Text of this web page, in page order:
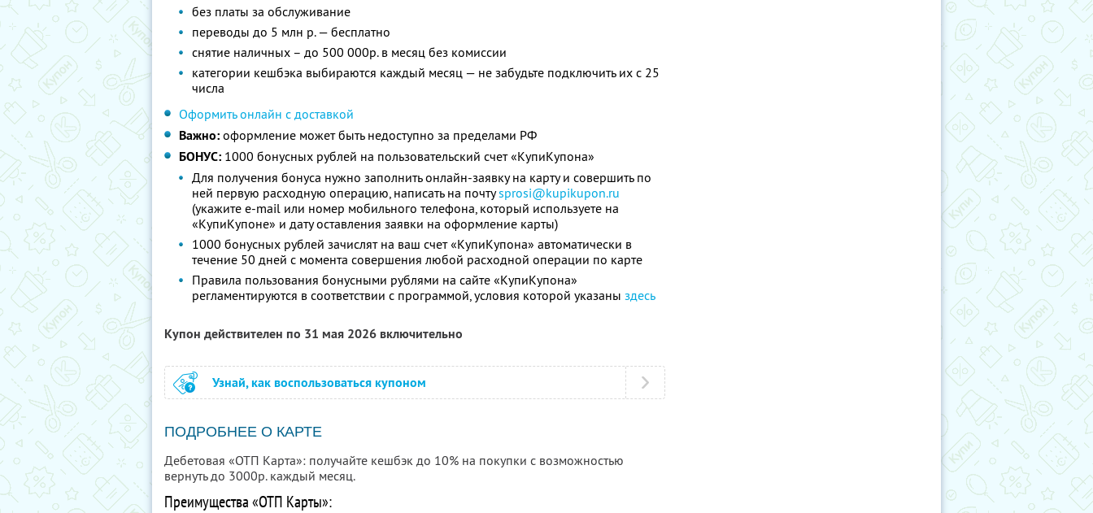
без платы за обслуживание
переводы до 5 млн р. — бесплатно
снятие наличных – до 500 000р. в месяц без комиссии
категории кешбэка выбираются каждый месяц — не забудьте подключить их с 25
числа
Оформить онлайн с доставкой
Важно: оформление может быть недоступно за пределами РФ
БОНУС: 1000 бонусных рублей на пользовательский счет «КупиКупона»
Для получения бонуса нужно заполнить онлайн-заявку на карту и совершить по
ней первую расходную операцию, написать на почтуsprosi@kupikupon.ru
(укажите e-mail или номер мобильного телефона, который используете на
«КупиКупоне» и дату оставления заявки на оформление карты)
1000 бонусных рублей зачислят на ваш счет «КупиКупона» автоматически в
течение 50 дней с момента совершения любой расходной операции по карте
Правила пользования бонусными рублями на сайте «КупиКупона»
регламентируются в соответствии с программой, условия которой указаны здесь
Купон действителен по 31 мая 2026 включительно
Узнай, как воспользоваться купоном
ПОДРОБНЕЕ О КАРТЕ
Дебетовая «ОТП Карта»: получайте кешбэк до 10% на покупки с возможностью
вернуть до 3000р. каждый месяц.
Преимущества «ОТП Карты»: